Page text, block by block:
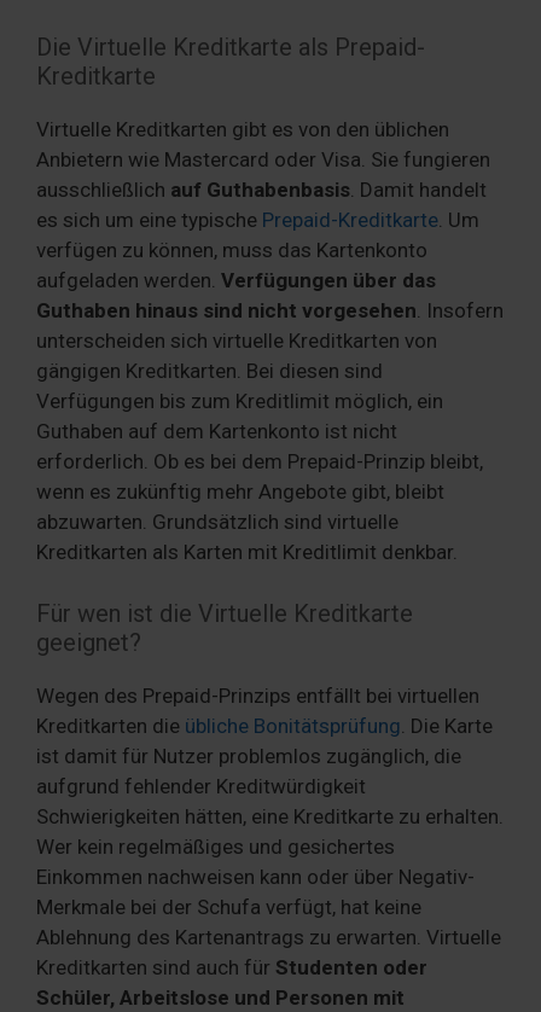
Die Virtuelle Kreditkarte als Prepaid-
Kreditkarte
Virtuelle Kreditkarten gibt es von den üblichen
Anbietern wie Mastercard oder Visa. Sie fungieren
ausschließlich auf Guthabenbasis. Damit handelt
es sich um eine typische Prepaid-Kreditkarte. Um
verfügen zu können, muss das Kartenkonto
aufgeladen werden. Verfügungen über das
Guthaben hinaus sind nicht vorgesehen. Insofern
unterscheiden sich virtuelle Kreditkarten von
gängigen Kreditkarten. Bei diesen sind
Verfügungen bis zum Kreditlimit möglich, ein
Guthaben auf dem Kartenkonto ist nicht
erforderlich. Ob es bei dem Prepaid-Prinzip bleibt,
wenn es zukünftig mehr Angebote gibt, bleibt
abzuwarten. Grundsätzlich sind virtuelle
Kreditkarten als Karten mit Kreditlimit denkbar.
Für wen ist die Virtuelle Kreditkarte
geeignet?
Wegen des Prepaid-Prinzips entfällt bei virtuellen
Kreditkarten die übliche Bonitätsprüfung . Die Karte
ist damit für Nutzer problemlos zugänglich, die
aufgrund fehlender Kreditwürdigkeit
Schwierigkeiten hätten, eine Kreditkarte zu erhalten.
Wer kein regelmäßiges und gesichertes
Einkommen nachweisen kann oder über Negativ-
Merkmale bei der Schufa verfügt, hat keine
Ablehnung des Kartenantrags zu erwarten. Virtuelle
Kreditkarten sind auch für Studenten oder
Schüler, Arbeitslose und Personen mit